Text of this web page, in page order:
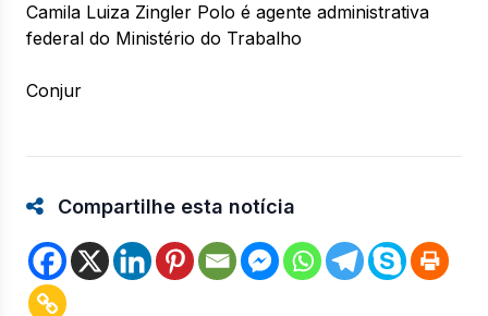
Camila Luiza Zingler Polo é agente administrativa
federal do Ministério do Trabalho
Conjur
Compartilhe esta notícia